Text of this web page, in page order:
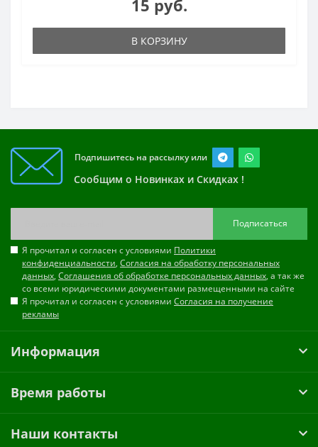
15 руб.
В КОРЗИНУ
Подпишитесь на рассылку или
Сообщим о Новинках и Скидках !
Подписаться
Я прочитал и согласен с условиями Политики
конфиденциальности, Согласия на обработку персональных
данных, Соглашения об обработке персональных данных, а так же
со всеми юридическими документами размещенными на сайте
Я прочитал и согласен с условиями Согласия на получение
рекламы
Информация
Время работы
Наши контакты